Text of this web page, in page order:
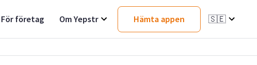
För företag Om Yepstr Hämta appen 🇸🇪